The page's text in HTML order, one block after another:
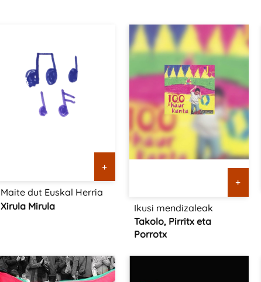
+
Maite dut Euskal Herria
Xirula Mirula
+
Ikusi mendizaleak
Takolo, Pirritx eta
Porrotx